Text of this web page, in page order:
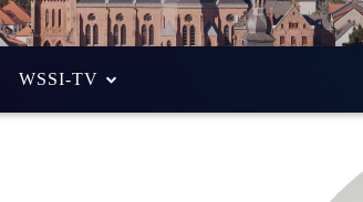
WSSI-TV